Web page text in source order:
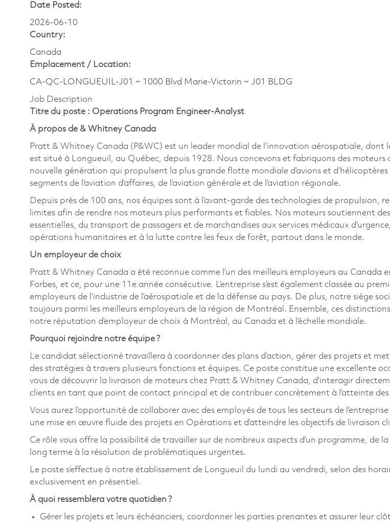
Date Posted:
2026-06-10
Country:
Canada
Emplacement / Location:
CA-QC-LONGUEUIL-J01 ~ 1000 Blvd Marie-Victorin ~ J01 BLDG
Job Description
Titre du poste : Operations Program Engineer-Analyst
À propos de & Whitney Canada
Pratt & Whitney Canada (P&WC) est un leader mondial de l’innovation aérospatiale, dont
est situé à Longueuil, au Québec, depuis 1928. Nous concevons et fabriquons des moteurs
nouvelle génération qui propulsent la plus grande flotte mondiale d’avions et d’hélicoptères
segments de l’aviation d’affaires, de l’aviation générale et de l’aviation régionale.
Depuis près de 100 ans, nos équipes sont à l’avant-garde des technologies de propulsion,
limites afin de rendre nos moteurs plus performants et fiables. Nos moteurs soutiennent
essentielles, du transport de passagers et de marchandises aux services médicaux
opérations humanitaires et à la lutte contre les feux de forêt, partout dans le monde.
Un employeur de choix
Pratt & Whitney Canada a été reconnue comme l’un des meilleurs employeurs au Canada
Forbes, et ce, pour une 11e année consécutive. L’entreprise s’est également classée au
employeurs de l’industrie de l’aérospatiale et de la défense au pays. De plus, notre siège
toujours parmi les meilleurs employeurs de la région de Montréal. Ensemble, ces
notre réputation d’employeur de choix à Montréal, au Canada et à l’échelle mondiale.
Pourquoi rejoindre notre équipe ?
Le candidat sélectionné travaillera à coordonner des plans d’action, gérer des projets et
des stratégies à travers plusieurs fonctions et équipes. Ce poste constitue une excellente
vous de découvrir la livraison de moteurs chez Pratt & Whitney Canada, d’interagir
clients en tant que point de contact principal et de contribuer concrètement à l’atteinte
Vous aurez l’opportunité de collaborer avec des employés de tous les secteurs de l’entreprise
une mise en œuvre fluide des projets en Opérations et d’atteindre les objectifs de livraison
Ce rôle vous offre la possibilité de travailler sur de nombreux aspects d’un programme, de
long terme à la résolution de problématiques urgentes.
Le poste s’effectue à notre établissement de Longueuil du lundi au vendredi, selon des
exclusivement en présentiel.
À quoi ressemblera votre quotidien ?
Gérer les projets et leurs échéanciers, coordonner les parties prenantes et assurer leur